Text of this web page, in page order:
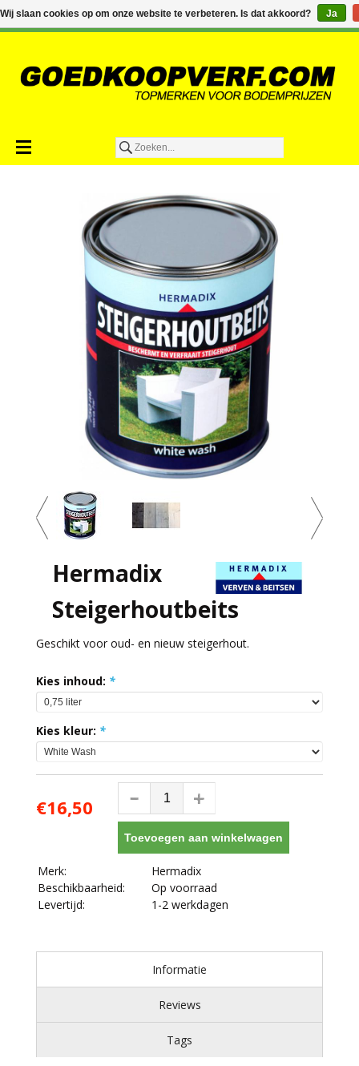
€0,00
Hermadix
Steigerhoutbeits
Geschikt voor oud- en nieuw steigerhout.
Kies inhoud: *
Kies kleur: *
€16,50
Toevoegen aan winkelwagen
Toevoegen aan winkelwagen
Merk:
Hermadix
Beschikbaarheid:
Op voorraad
Levertijd:
1-2 werkdagen
Informatie
Reviews
Tags
Wij slaan cookies op om onze website te verbeteren. Is dat akkoord? Ja